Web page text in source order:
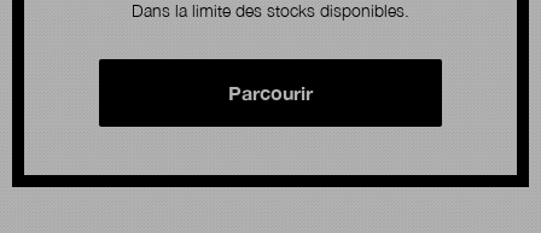
Dans la limite des stocks disponibles.
Parcourir